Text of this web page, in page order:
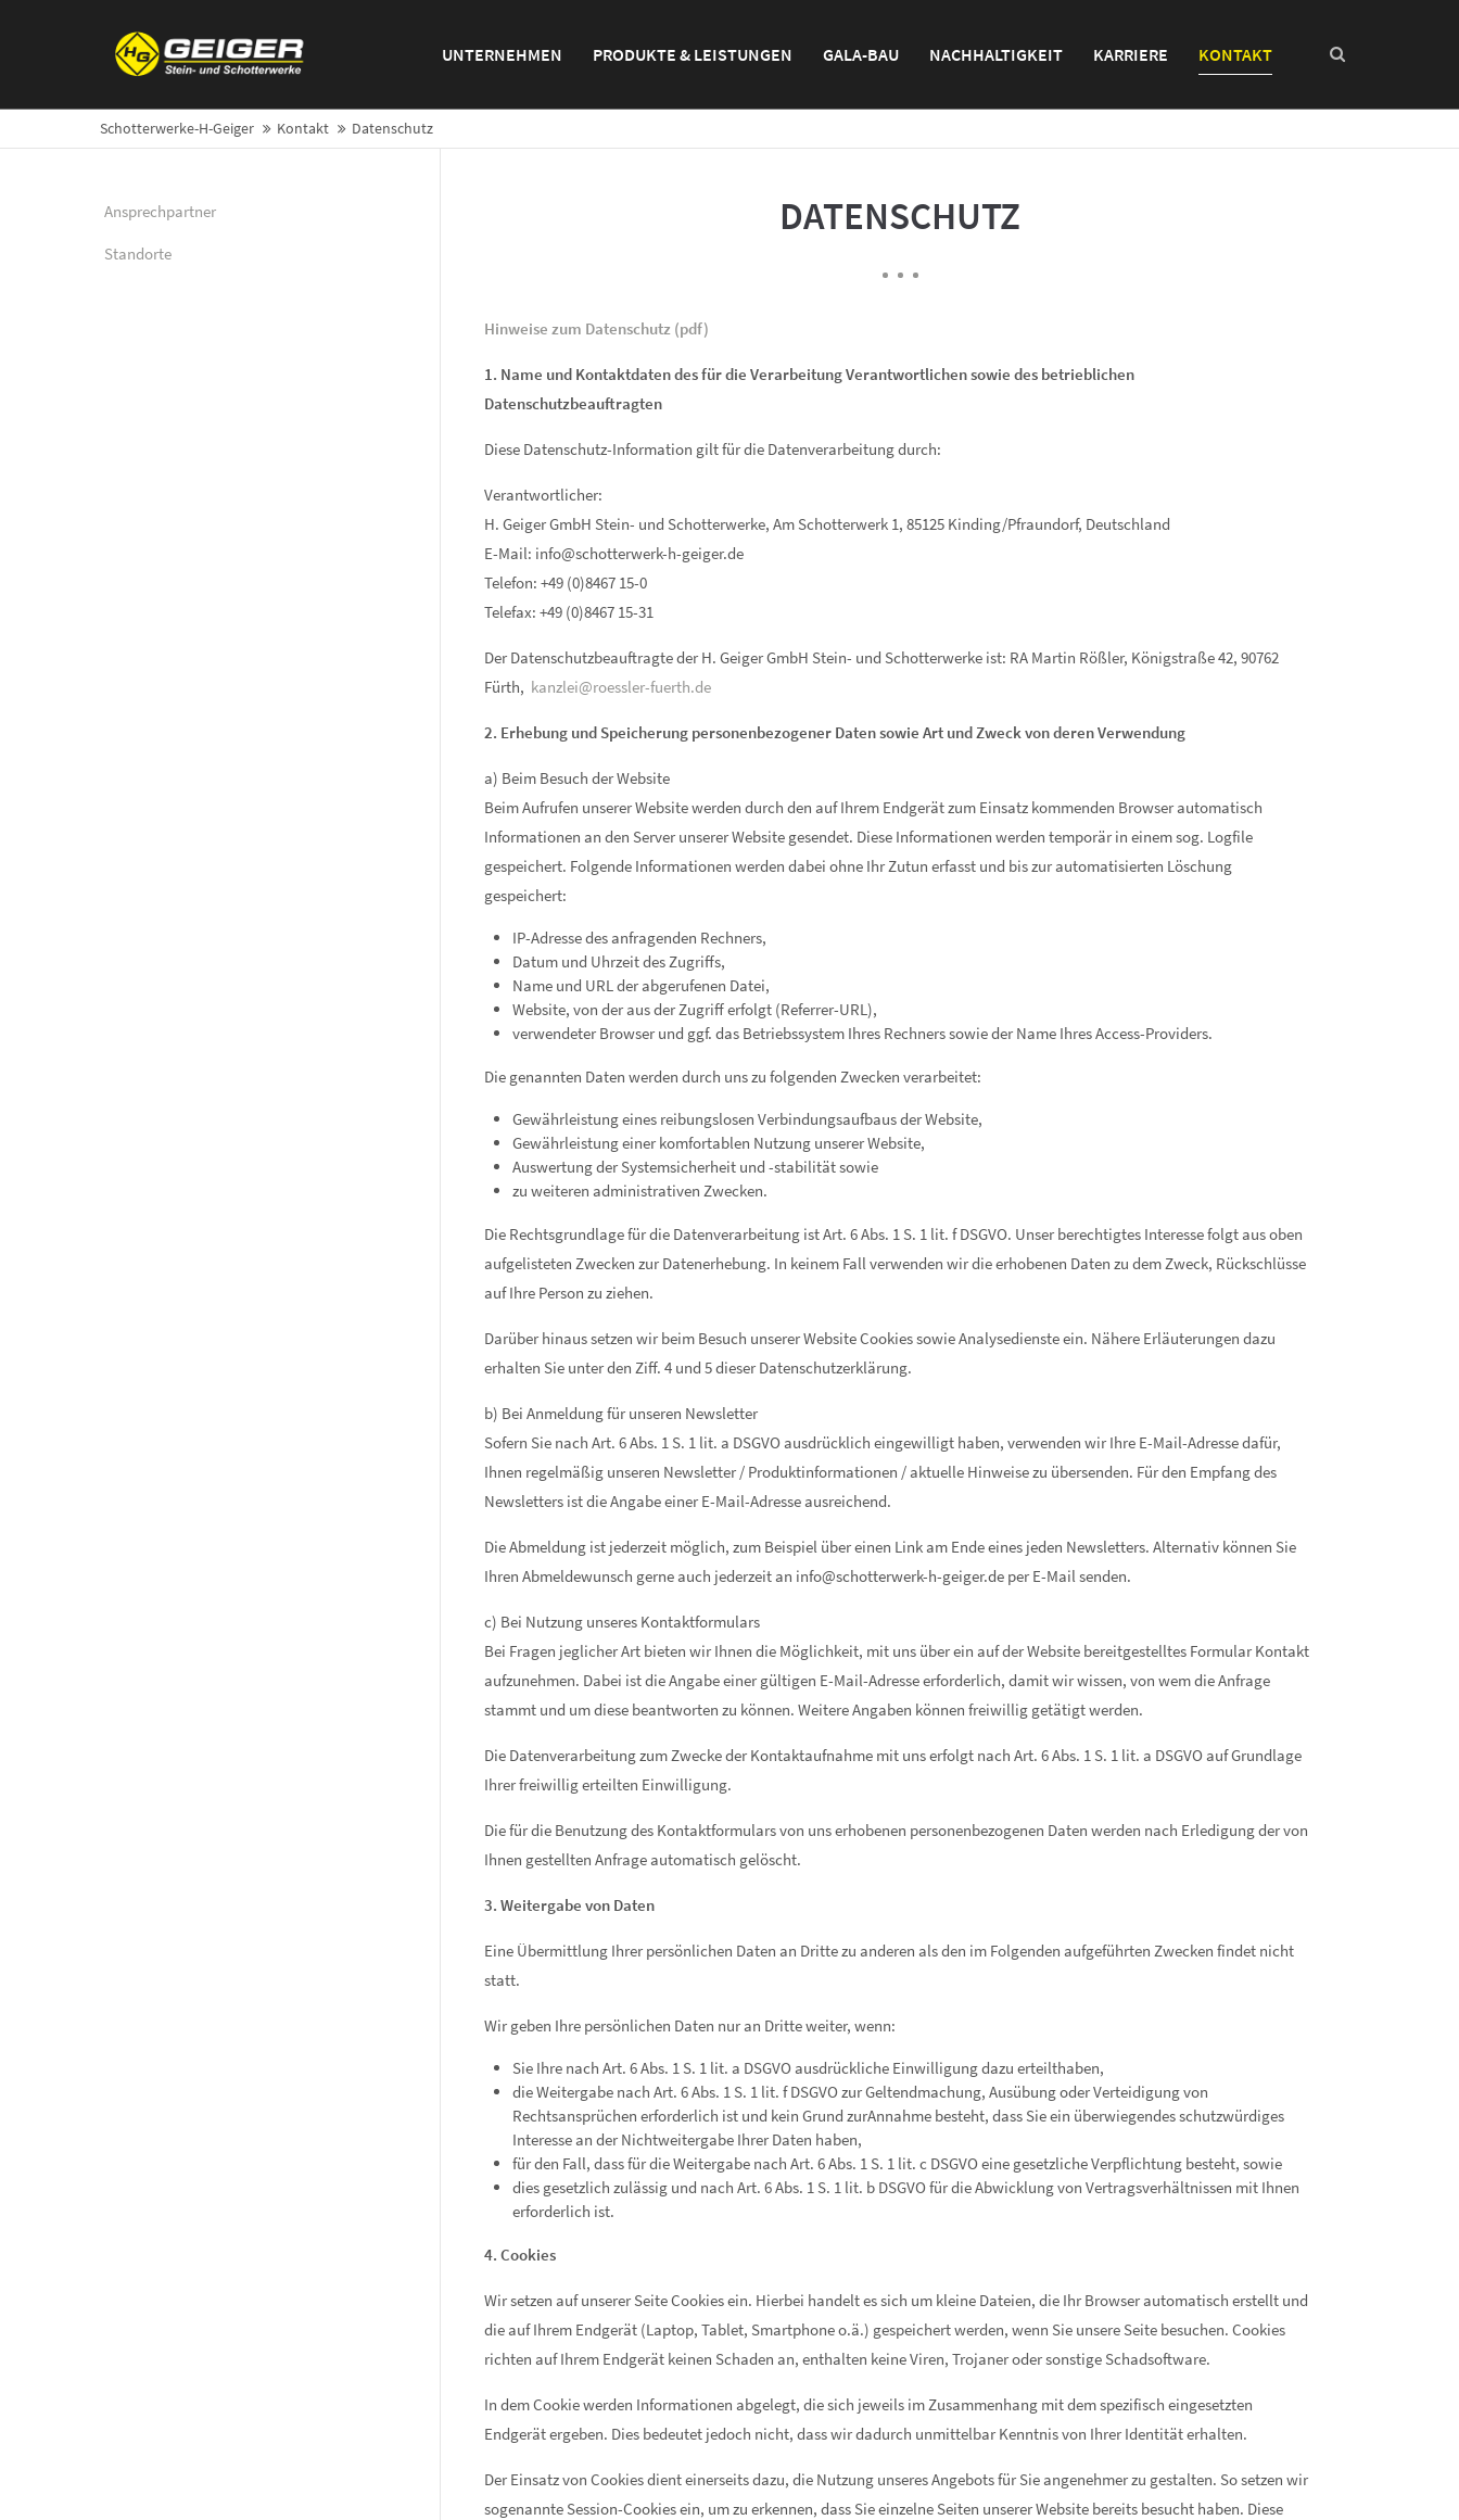
H. Geiger GmbH Stein- und
Schotterwerke
D-85125 Kinding/Pfraundorf
Tel: +49 (0) 84 67 / 15-0
Ihr leistungsstarker Partner
UNTERNEHMEN PRODUKTE & LEISTUNGEN GALA-BAU NACHHALTIGKEIT KARRIERE KONTAKT
Schotterwerke-H-Geiger Kontakt Datenschutz
DATENSCHUTZ
Hinweise zum Datenschutz (pdf)
1. Name und Kontaktdaten des für die Verarbeitung Verantwortlichen sowie des betrieblichen
Datenschutzbeauftragten
Diese Datenschutz-Information gilt für die Datenverarbeitung durch:
Verantwortlicher:
H. Geiger GmbH Stein- und Schotterwerke, Am Schotterwerk 1, 85125 Kinding/Pfraundorf, Deutschland
E-Mail: info@schotterwerk-h-geiger.de
Telefon: +49 (0)8467 15-0
Telefax: +49 (0)8467 15-31
Der Datenschutzbeauftragte der H. Geiger GmbH Stein- und Schotterwerke ist: RA Martin Rößler, Königstraße 42, 90762
Fürth, kanzlei@roessler-fuerth.de
2. Erhebung und Speicherung personenbezogener Daten sowie Art und Zweck von deren Verwendung
a) Beim Besuch der Website
Beim Aufrufen unserer Website werden durch den auf Ihrem Endgerät zum Einsatz kommenden Browser automatisch
Informationen an den Server unserer Website gesendet. Diese Informationen werden temporär in einem sog. Logfile
gespeichert. Folgende Informationen werden dabei ohne Ihr Zutun erfasst und bis zur automatisierten Löschung
gespeichert:
IP-Adresse des anfragenden Rechners,
Datum und Uhrzeit des Zugriffs,
Name und URL der abgerufenen Datei,
Website, von der aus der Zugriff erfolgt (Referrer-URL),
verwendeter Browser und ggf. das Betriebssystem Ihres Rechners sowie der Name Ihres Access-Providers.
Die genannten Daten werden durch uns zu folgenden Zwecken verarbeitet:
Gewährleistung eines reibungslosen Verbindungsaufbaus der Website,
Gewährleistung einer komfortablen Nutzung unserer Website,
Auswertung der Systemsicherheit und -stabilität sowie
zu weiteren administrativen Zwecken.
Die Rechtsgrundlage für die Datenverarbeitung ist Art. 6 Abs. 1 S. 1 lit. f DSGVO. Unser berechtigtes Interesse folgt aus oben
aufgelisteten Zwecken zur Datenerhebung. In keinem Fall verwenden wir die erhobenen Daten zu dem Zweck, Rückschlüsse
auf Ihre Person zu ziehen.
Darüber hinaus setzen wir beim Besuch unserer Website Cookies sowie Analysedienste ein. Nähere Erläuterungen dazu
erhalten Sie unter den Ziff. 4 und 5 dieser Datenschutzerklärung.
b) Bei Anmeldung für unseren Newsletter
Sofern Sie nach Art. 6 Abs. 1 S. 1 lit. a DSGVO ausdrücklich eingewilligt haben, verwenden wir Ihre E-Mail-Adresse dafür,
Ihnen regelmäßig unseren Newsletter / Produktinformationen / aktuelle Hinweise zu übersenden. Für den Empfang des
Newsletters ist die Angabe einer E-Mail-Adresse ausreichend.
Die Abmeldung ist jederzeit möglich, zum Beispiel über einen Link am Ende eines jeden Newsletters. Alternativ können Sie
Ihren Abmeldewunsch gerne auch jederzeit an info@schotterwerk-h-geiger.de per E-Mail senden.
c) Bei Nutzung unseres Kontaktformulars
Bei Fragen jeglicher Art bieten wir Ihnen die Möglichkeit, mit uns über ein auf der Website bereitgestelltes Formular Kontakt
aufzunehmen. Dabei ist die Angabe einer gültigen E-Mail-Adresse erforderlich, damit wir wissen, von wem die Anfrage
stammt und um diese beantworten zu können. Weitere Angaben können freiwillig getätigt werden.
Die Datenverarbeitung zum Zwecke der Kontaktaufnahme mit uns erfolgt nach Art. 6 Abs. 1 S. 1 lit. a DSGVO auf Grundlage
Ihrer freiwillig erteilten Einwilligung.
Die für die Benutzung des Kontaktformulars von uns erhobenen personenbezogenen Daten werden nach Erledigung der von
Ihnen gestellten Anfrage automatisch gelöscht.
3. Weitergabe von Daten
Eine Übermittlung Ihrer persönlichen Daten an Dritte zu anderen als den im Folgenden aufgeführten Zwecken findet nicht
statt.
Wir geben Ihre persönlichen Daten nur an Dritte weiter, wenn:
Sie Ihre nach Art. 6 Abs. 1 S. 1 lit. a DSGVO ausdrückliche Einwilligung dazu erteilthaben,
die Weitergabe nach Art. 6 Abs. 1 S. 1 lit. f DSGVO zur Geltendmachung, Ausübung oder Verteidigung von
Rechtsansprüchen erforderlich ist und kein Grund zurAnnahme besteht, dass Sie ein überwiegendes schutzwürdiges
Interesse an der Nichtweitergabe Ihrer Daten haben,
für den Fall, dass für die Weitergabe nach Art. 6 Abs. 1 S. 1 lit. c DSGVO eine gesetzliche Verpflichtung besteht, sowie
dies gesetzlich zulässig und nach Art. 6 Abs. 1 S. 1 lit. b DSGVO für die Abwicklung von Vertragsverhältnissen mit Ihnen
erforderlich ist.
4. Cookies
Wir setzen auf unserer Seite Cookies ein. Hierbei handelt es sich um kleine Dateien, die Ihr Browser automatisch erstellt und
die auf Ihrem Endgerät (Laptop, Tablet, Smartphone o.ä.) gespeichert werden, wenn Sie unsere Seite besuchen. Cookies
richten auf Ihrem Endgerät keinen Schaden an, enthalten keine Viren, Trojaner oder sonstige Schadsoftware.
In dem Cookie werden Informationen abgelegt, die sich jeweils im Zusammenhang mit dem spezifisch eingesetzten
Endgerät ergeben. Dies bedeutet jedoch nicht, dass wir dadurch unmittelbar Kenntnis von Ihrer Identität erhalten.
Der Einsatz von Cookies dient einerseits dazu, die Nutzung unseres Angebots für Sie angenehmer zu gestalten. So setzen wir
sogenannte Session-Cookies ein, um zu erkennen, dass Sie einzelne Seiten unserer Website bereits besucht haben. Diese
Ansprechpartner
Standorte